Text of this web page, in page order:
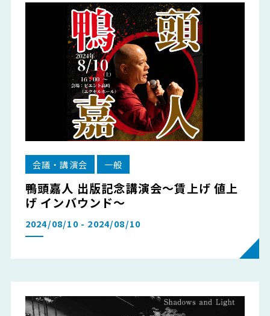
会議・講演会 一般
鴨頭嘉人 出版記念講演会～賃上げ 値上
げ インバウンド～
2024/08/10 - 2024/08/10